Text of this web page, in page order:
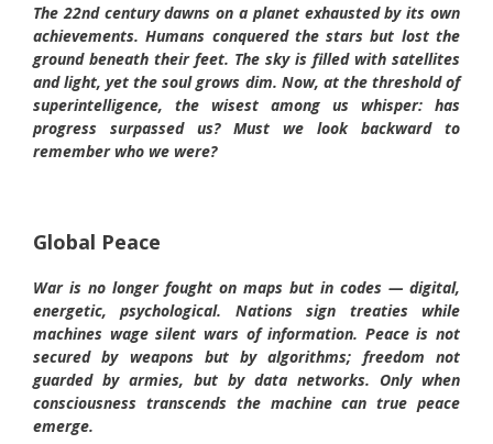
The 22nd century dawns on a planet exhausted by its own
achievements. Humans conquered the stars but lost the
ground beneath their feet. The sky is filled with satellites
and light, yet the soul grows dim. Now, at the threshold of
superintelligence, the wisest among us whisper: has
progress surpassed us? Must we look backward to
remember who we were?
Global Peace
War is no longer fought on maps but in codes — digital,
energetic, psychological. Nations sign treaties while
machines wage silent wars of information. Peace is not
secured by weapons but by algorithms; freedom not
guarded by armies, but by data networks. Only when
consciousness transcends the machine can true peace
emerge.